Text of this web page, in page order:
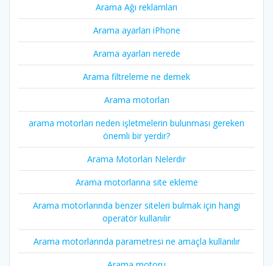
Arama Ağı reklamları
Arama ayarları iPhone
Arama ayarları nerede
Arama filtreleme ne demek
Arama motorları
arama motorları neden işletmelerin bulunması gereken
önemli bir yerdir?
Arama Motorları Nelerdir
Arama motorlarına site ekleme
Arama motorlarında benzer siteleri bulmak için hangi
operatör kullanılır
Arama motorlarında parametresi ne amaçla kullanılır